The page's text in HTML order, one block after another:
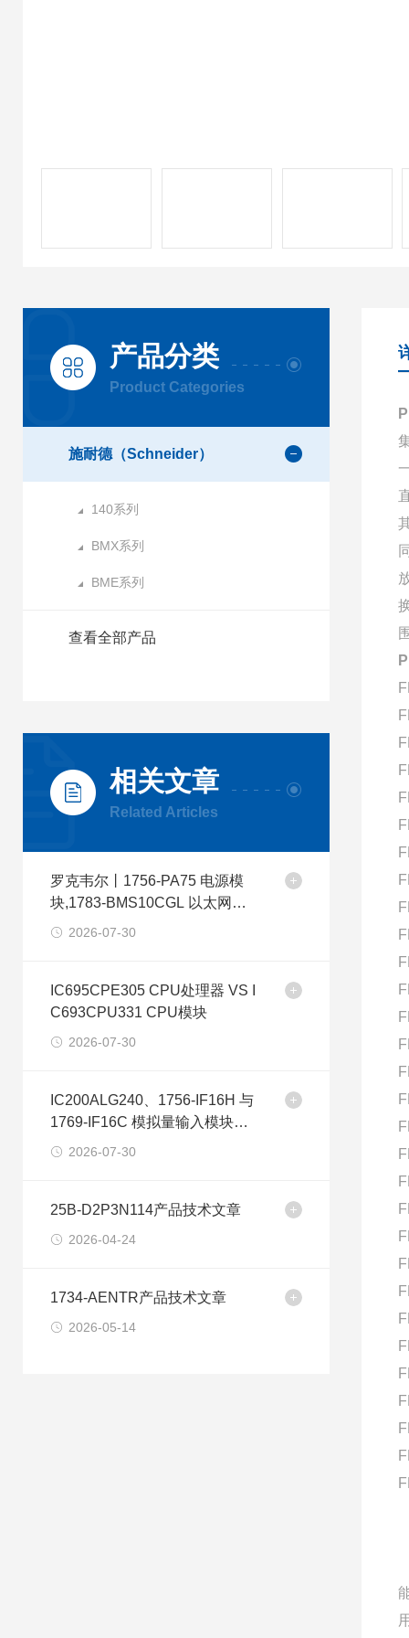
产品分类
Product Categories
施耐德（Schneider）
140系列
BMX系列
BME系列
查看全部产品
相关文章
Related Articles
罗克韦尔丨1756-PA75 电源模
块,1783-BMS10CGL 以太网交
换机2026-07-30
IC695CPE305 CPU处理器 VS I
C693CPU331 CPU模块
2026-07-30
IC200ALG240、1756-IF16H 与
1769-IF16C 模拟量输入模块型
号差异分析
2026-07-30
25B-D2P3N114产品技术文章
2026-04-24
1734-AENTR产品技术文章
2026-05-14